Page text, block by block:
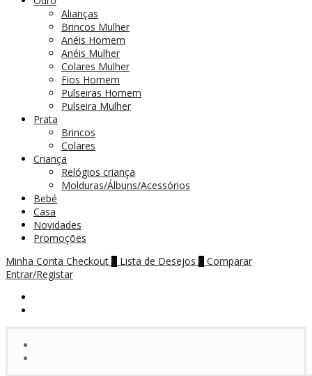
Alianças
Brincos Mulher
Anéis Homem
Anéis Mulher
Colares Mulher
Fios Homem
Pulseiras Homem
Pulseira Mulher
Prata
Brincos
Colares
Criança
Relógios criança
Molduras/Álbuns/Acessórios
Bebé
Casa
Novidades
Promoções
Minha Conta Checkout 0 Lista de Desejos 0 Comparar
Entrar/Registar